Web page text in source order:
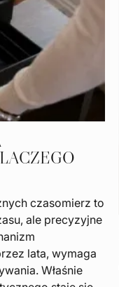
czasomierz to
ale precyzyjne
lata, wymaga
Właśnie